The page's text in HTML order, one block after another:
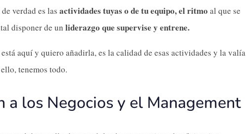
verdad es las actividades tuyas o de tu equipo, el ritmo al que se
disponer de un liderazgo que supervise y entrene.
aquí y quiero añadirla, es la calidad de esas actividades y la valía
tenemos todo.
a los Negocios y el Management